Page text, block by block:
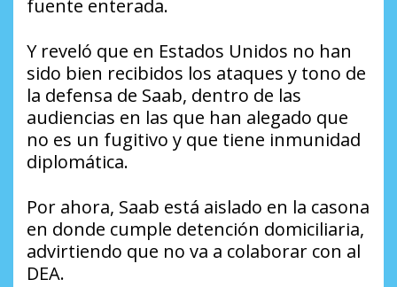
fuente enterada.
Y reveló que en Estados Unidos no han
sido bien recibidos los ataques y tono de
la defensa de Saab, dentro de las
audiencias en las que han alegado que
no es un fugitivo y que tiene inmunidad
diplomática.
Por ahora, Saab está aislado en la casona
en donde cumple detención domiciliaria,
advirtiendo que no va a colaborar con al
DEA.